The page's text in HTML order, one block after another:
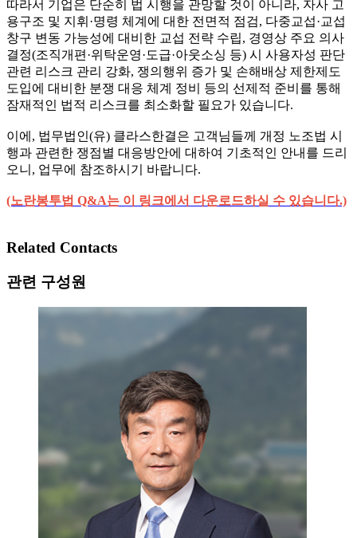
따라서 기업은 단순히 법 시행을 관망할 것이 아니라, 자사 고
용구조 및 지휘·명령 체계에 대한 전면적 점검, 다중교섭·교섭
창구 변동 가능성에 대비한 교섭 전략 수립, 경영상 주요 의사
결정(조직개편·위탁운영·도급·아웃소싱 등) 시 사용자성 판단
관련 리스크 관리 강화, 쟁의행위 증가 및 손해배상 제한제도
도입에 대비한 분쟁 대응 체계 정비 등의 선제적 준비를 통해
잠재적인 법적 리스크를 최소화할 필요가 있습니다.
이에, 법무법인(유) 클라스한결은 고객님들께 개정 노조법 시
행과 관련한 쟁점별 대응방안에 대하여 기초적인 안내를 드리
오니, 업무에 참조하시기 바랍니다.
(노란봉투법 Q&A는 이 링크에서 다운로드하실 수 있습니다.)
Related Contacts
관련 구성원